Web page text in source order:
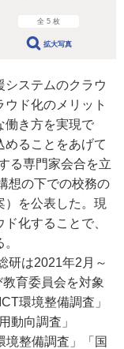
全 5 枚
拡大写真
システムのクラウ
ウド化のメリット
働き方を実現で
めることをあげて
る専門家会合を立
想の下での校務の
）を公表した。現
化することで、
研は2021年2月～
育委員会を対象
環境整備調査」
動向調査」
境整備調査」「国